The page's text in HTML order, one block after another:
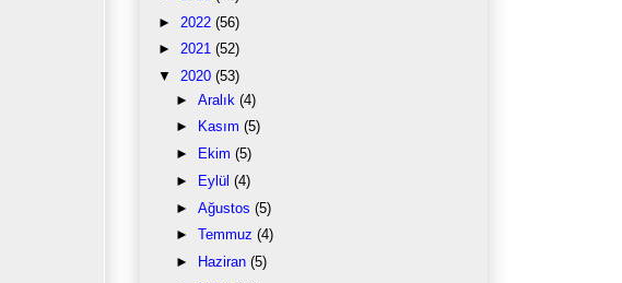
► 2022 (56)
► 2021 (52)
▼ 2020 (53)
► Aralık (4)
►
Kasım (5)
►
Ekim (5)
►
Eylül (4)
► Ağustos (5)
► Temmuz (4)
►
Haziran (5)